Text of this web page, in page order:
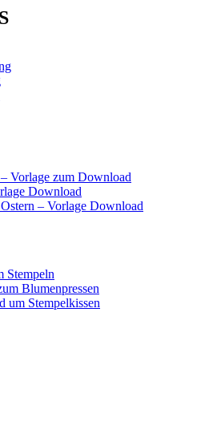
Vorlage zum Download
Download
– Vorlage Download
Stempeln
Blumenpressen
um Stempelkissen